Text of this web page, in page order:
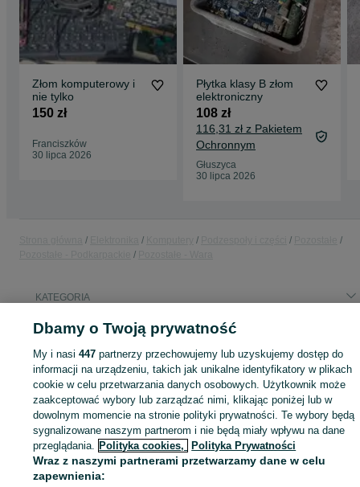
Złom komputerowy i
nie tylko
150 zł
Franciszków
30 lipca 2026
Płytka klasy B złom
elektroniczny
108 zł
116,31 zł z Pakietem
Ochronnym
Głuszyca
30 lipca 2026
KATEGORIA
1058193469
Zaloguj się lub załóż konto na OLX, aby skontaktować się z
sprzedającym
Zaloguj się / Załóż konto
Dbamy o Twoją prywatność
My i nasi447 partnerzy przechowujemy lub uzyskujemy dostęp do
informacji na urządzeniu, takich jak unikalne identyfikatory w plikach
cookie w celu przetwarzania danych osobowych. Użytkownik może
zaakceptować wybory lub zarządzać nimi, klikając poniżej lub w
dowolnym momencie na stronie polityki prywatności. Te wybory będą
sygnalizowane naszym partnerom i nie będą miały wpływu na dane
przeglądania. Polityka cookies, Polityka Prywatności
Wraz z naszymi partnerami przetwarzamy dane w celu
zapewnienia: